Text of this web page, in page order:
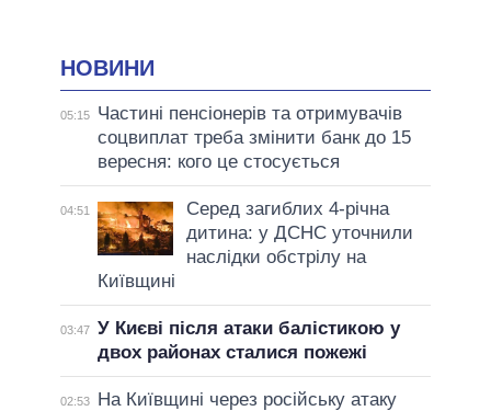
НОВИНИ
05:15
Частині пенсіонерів та отримувачів
соцвиплат треба змінити банк до 15
вересня: кого це стосується
04:51
Серед загиблих 4-річна
дитина: у ДСНС уточнили
наслідки обстрілу на
Київщині
03:47 У Києві після атаки балістикою у
двох районах сталися пожежі
02:53
На Київщині через російську атаку